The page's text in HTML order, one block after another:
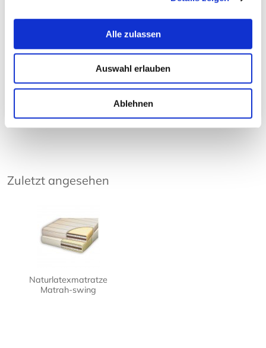
Alle zulassen
Auswahl erlauben
Ablehnen
Der gefüllte SteppBezug aus mit Schafschurwolle lässt
Die Matratzen mit SteppBezug aus haben eine integrierte
Lage Schafschurwolle und sind dadurch mit nur einer Lage
Schafschurwolle ummantelt
Zuletzt angesehen
Naturlatexmatratze
Matrah-swing